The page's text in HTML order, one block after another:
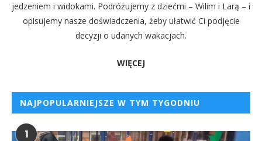
jedzeniem i widokami. Podróżujemy z dziećmi – Wilim i Larą – i
opisujemy nasze doświadczenia, żeby ułatwić Ci podjęcie
decyzji o udanych wakacjach.
WIĘCEJ
NAJPOPULARNIEJSZE W TYM TYGODNIU
1